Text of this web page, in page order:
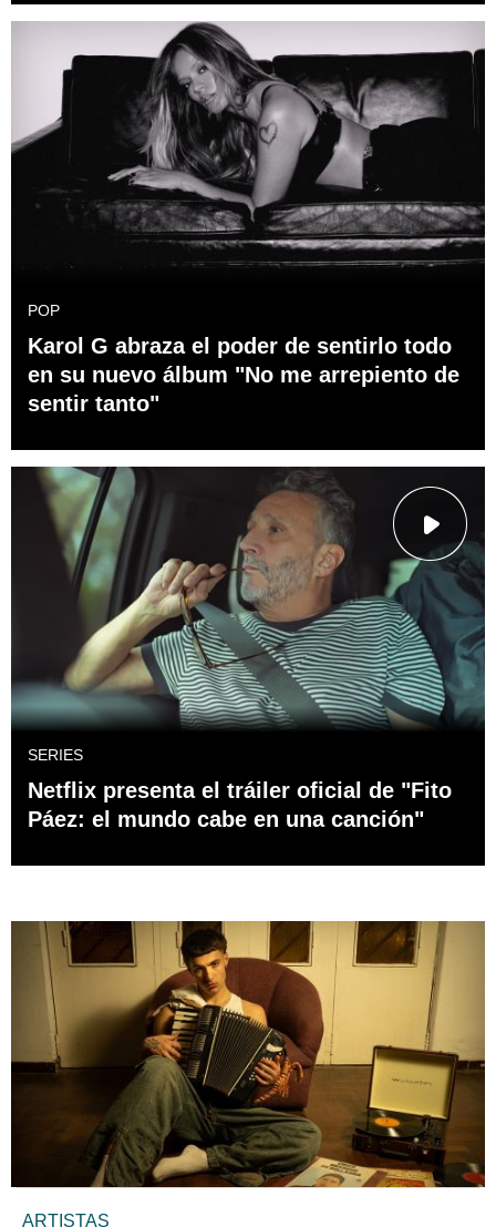
POP
Karol G abraza el poder de sentirlo todo
en su nuevo álbum "No me arrepiento de
sentir tanto"
SERIES
Netflix presenta el tráiler oficial de "Fito
Páez: el mundo cabe en una canción"
ARTISTAS